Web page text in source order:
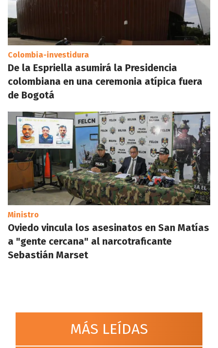
Colombia-investidura
De la Espriella asumirá la Presidencia
colombiana en una ceremonia atípica fuera
de Bogotá
Ministro
Oviedo vincula los asesinatos en San Matías
a "gente cercana" al narcotraficante
Sebastián Marset
MÁS LEÍDAS